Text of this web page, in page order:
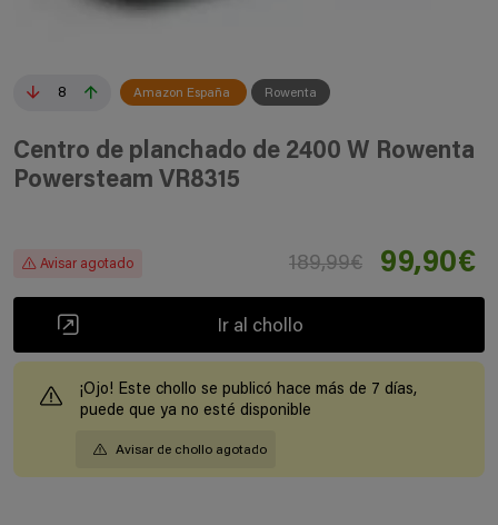
8 Amazon España Rowenta
Centro de planchado de 2400 W Rowenta
Powersteam VR8315
Avisar agotado 189,99€ 99,90€
Ir al chollo
¡Ojo! Este chollo se publicó hace más de 7 días,
puede que ya no esté disponible
Avisar de chollo agotado